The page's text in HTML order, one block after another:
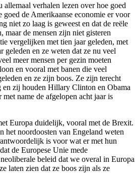
allemaal verhalen lezen over hoe goed
goed de Amerikaanse economie er voor
niet zo laag is geweest en dat de reële
maar de mensen zijn niet gisteren
vergelijken met tien jaar geleden, met
geleden en ze weten dat ze nu veel
meer mensen per gezin moeten
en vooral met banen die veel
en ze zijn boos. Ze zijn terecht
zij houden Hillary Clinton en Obama
name de afgelopen acht jaar is
Europa duidelijk, vooral met de Brexit.
het noordoosten van Engeland weten
is voor wat er met hun
de Europese Unie mede
beleid dat we overal in Europa
laten zien dat ze boos zijn als ze